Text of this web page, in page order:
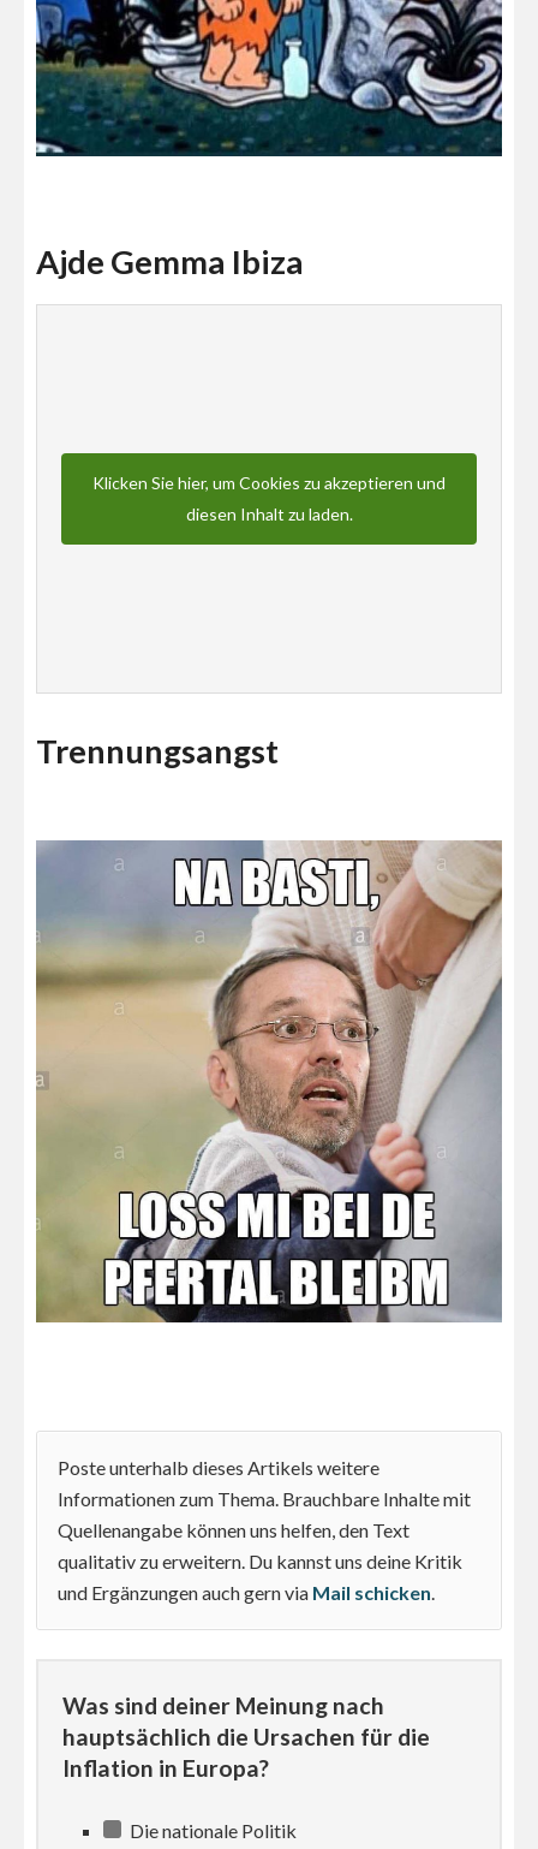
Ajde Gemma Ibiza
Klicken Sie hier, um Cookies zu akzeptieren und
diesen Inhalt zu laden.
Trennungsangst
Poste unterhalb dieses Artikels weitere
Informationen zum Thema. Brauchbare Inhalte mit
Quellenangabe können uns helfen, den Text
qualitativ zu erweitern. Du kannst uns deine Kritik
und Ergänzungen auch gern via Mail schicken.
Was sind deiner Meinung nach
hauptsächlich die Ursachen für die
Inflation in Europa?
Die nationale Politik